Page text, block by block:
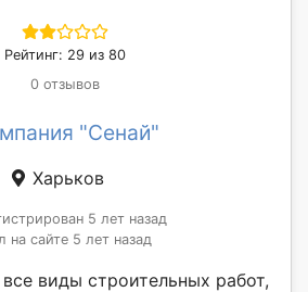
Рейтинг: 29 из 80
0 отзывов
"Сенай"
Харьков
5 лет назад
на сайте 5 лет назад
виды строительных работ,